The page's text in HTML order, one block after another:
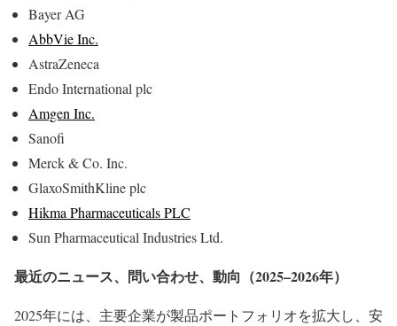
Bayer AG
AbbVie Inc.
AstraZeneca
Endo International plc
Amgen Inc.
Sanofi
Merck & Co. Inc.
GlaxoSmithKline plc
Hikma Pharmaceuticals PLC
Sun Pharmaceutical Industries Ltd.
最近のニュース、問い合わせ、動向（2025–2026年）
2025年には、主要企業が製品ポートフォリオを拡大し、安